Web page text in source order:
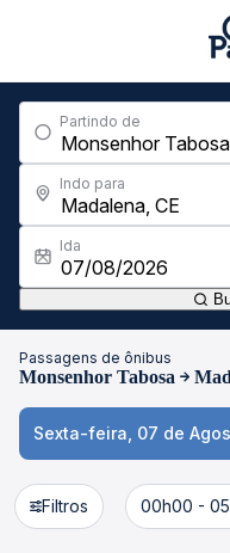
Partindo de
Indo para
Ida
Passagens de ônibus
Monsenhor Tabosa
Sexta-feira, 07 de
Filtros 00h00 -